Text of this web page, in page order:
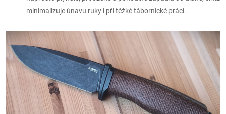
minimalizuje únavu ruky i při těžké tábornické práci.